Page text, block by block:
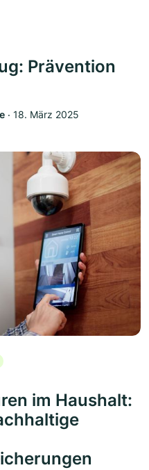
Prävention
‧ 18. März 2025
im Haushalt: